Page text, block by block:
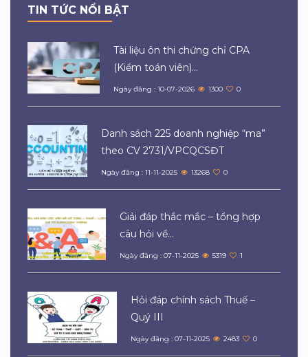
TIN TỨC NỔI BẬT
Tài liệu ôn thi chứng chỉ CPA
(Kiểm toán viên)...
Ngày đăng : 10-07-2026 1300 0
Danh sách 225 doanh nghiệp “ma”
theo CV 2731/VPCQCSĐT
Ngày đăng : 11-11-2025 13268 0
Giải đáp thắc mắc – tổng hợp
câu hỏi về...
Ngày đăng : 07-11-2025 5319 1
Hỏi đáp chính sách Thuế –
Quý III
Ngày đăng : 07-11-2025 2483 0